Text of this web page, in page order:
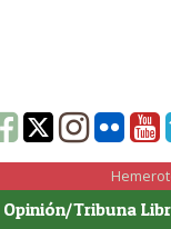
Opinión/Tribuna